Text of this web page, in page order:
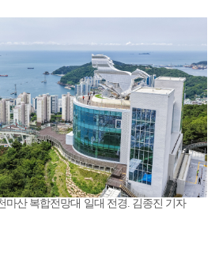
마산 복합전망대 일대 전경. 김종진 기자